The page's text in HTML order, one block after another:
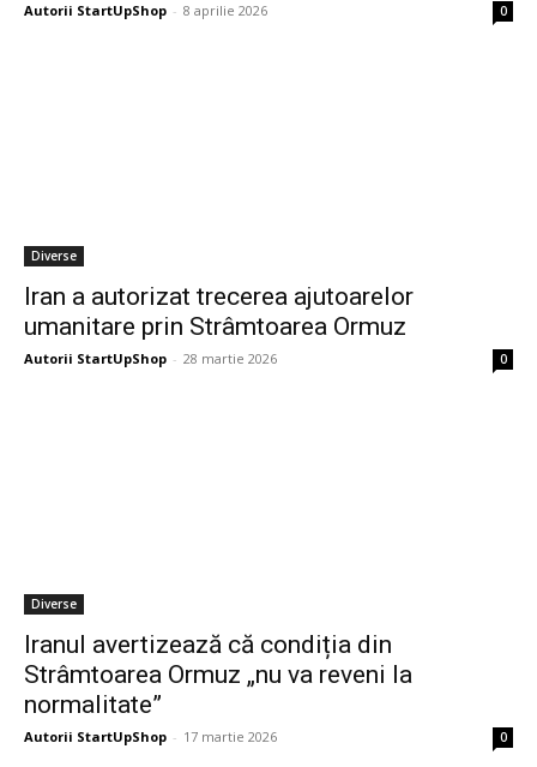
Autorii StartUpShop - 8 aprilie 2026 0
Diverse
Iran a autorizat trecerea ajutoarelor
umanitare prin Strâmtoarea Ormuz
Autorii StartUpShop - 28 martie 2026 0
Diverse
Iranul avertizează că condiția din
Strâmtoarea Ormuz „nu va reveni la
normalitate”
Autorii StartUpShop - 17 martie 2026 0